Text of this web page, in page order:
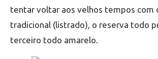
tentar voltar aos velhos tempos com
tradicional (listrado), o reserva todo
terceiro todo amarelo.